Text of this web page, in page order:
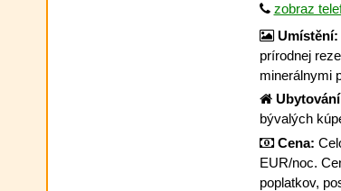
zobraz
Umístění:
prírodnej
minerálnymi
bývalých
Cena:
EUR/noc.
poplatkov,